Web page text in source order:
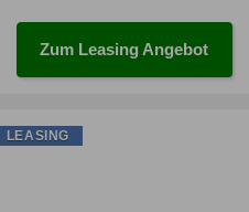
Zum Leasing Angebot
LEASING